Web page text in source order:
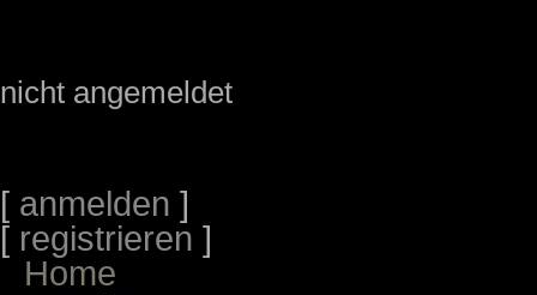
nicht angemeldet
[ anmelden ]
[ registrieren ]
Home